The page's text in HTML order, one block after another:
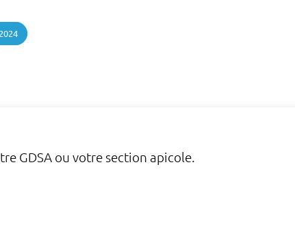
GDSA ou votre section apicole.